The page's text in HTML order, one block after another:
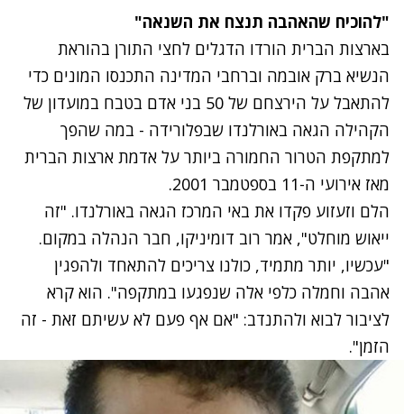
"להוכיח שהאהבה תנצח את השנאה"
בארצות הברית הורדו הדגלים לחצי התורן בהוראת
הנשיא ברק אובמה וברחבי המדינה התכנסו המונים כדי
להתאבל על הירצחם של 50 בני אדם בטבח במועדון של
הקהילה הגאה באורלנדו שבפלורידה - במה שהפך
למתקפת הטרור החמורה ביותר על אדמת ארצות הברית
מאז אירועי ה-11 בספטמבר 2001.
הלם וזעזוע פקדו את באי המרכז הגאה באורלנדו. "זה
ייאוש מוחלט", אמר רוב דומיניקו, חבר הנהלה במקום.
"עכשיו, יותר מתמיד, כולנו צריכים להתאחד ולהפגין
אהבה וחמלה כלפי אלה שנפגעו במתקפה". הוא קרא
לציבור לבוא ולהתנדב: "אם אף פעם לא עשיתם זאת - זה
הזמן".